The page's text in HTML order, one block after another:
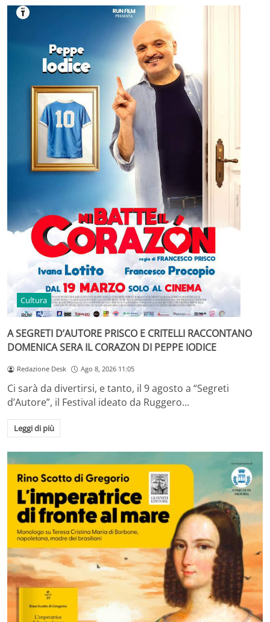
Cultura
A SEGRETI D’AUTORE PRISCO E CRITELLI RACCONTANO
DOMENICA SERA IL CORAZON DI PEPPE IODICE
Redazione Desk Ago 8, 2026 11:05
Ci sarà da divertirsi, e tanto, il 9 agosto a “Segreti
d’Autore”, il Festival ideato da Ruggero…
Leggi di più